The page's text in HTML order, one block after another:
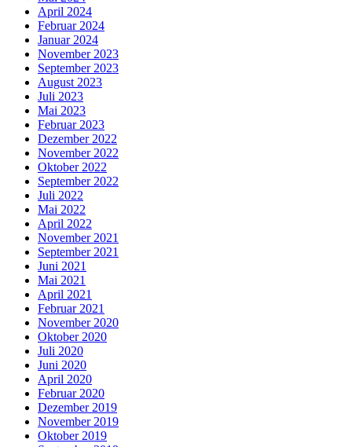
April 2024
Februar 2024
Januar 2024
November 2023
September 2023
August 2023
Juli 2023
Mai 2023
Februar 2023
Dezember 2022
November 2022
Oktober 2022
September 2022
Juli 2022
Mai 2022
April 2022
November 2021
September 2021
Juni 2021
Mai 2021
April 2021
Februar 2021
November 2020
Oktober 2020
Juli 2020
Juni 2020
April 2020
Februar 2020
Dezember 2019
November 2019
Oktober 2019